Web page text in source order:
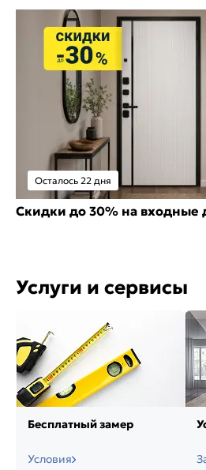
Осталось 22 дня
Скидки до 30% на входные
Услуги и сервисы
Бесплатный замер
Условия